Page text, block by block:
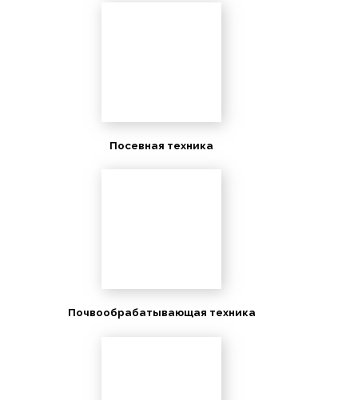
Посевная техника
Почвообрабатывающая техника